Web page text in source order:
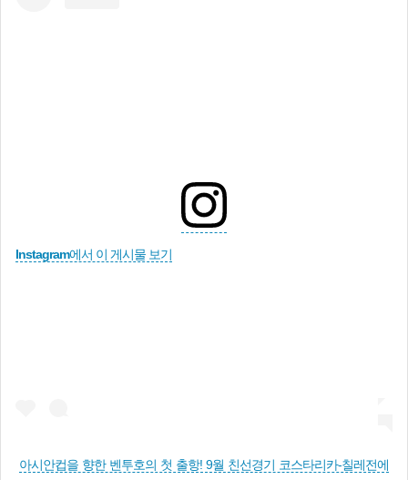
Instagram에서 이 게시물 보기
아시안컵을 향한 벤투호의 첫 출항! 9월 친선경기 코스타리카-칠레전에